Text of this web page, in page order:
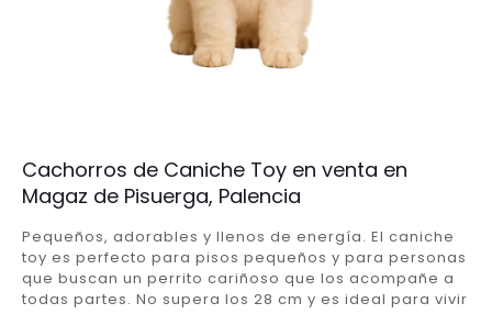
Cachorros de Caniche Toy en venta en
Magaz de Pisuerga, Palencia
Pequeños, adorables y llenos de energía. El caniche
toy es perfecto para pisos pequeños y para personas
que buscan un perrito cariñoso que los acompañe a
todas partes. No supera los 28 cm y es ideal para vivir